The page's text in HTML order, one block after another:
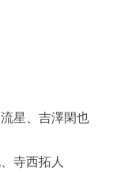
星、吉澤閑也
寺西拓人